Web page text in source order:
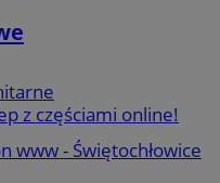
z częściami online!
www - Świętochłowice